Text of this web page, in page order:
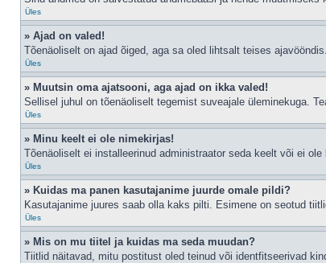
Üles
» Ajad on valed!
Tõenäoliselt on ajad õiged, aga sa oled lihtsalt teises
Üles
» Muutsin oma ajatsooni, aga ajad on ikka valed!
Sellisel juhul on tõenäoliselt tegemist suveajale üleminekuga.
Üles
» Minu keelt ei ole nimekirjas!
Tõenäoliselt ei installeerinud administraator seda keelt või ei
Üles
» Kuidas ma panen kasutajanime juurde omale pildi?
Kasutajanime juures saab olla kaks pilti. Esimene on seotud
Üles
» Mis on mu tiitel ja kuidas ma seda muudan?
Tiitlid näitavad, mitu postitust oled teinud või identfitseerivad